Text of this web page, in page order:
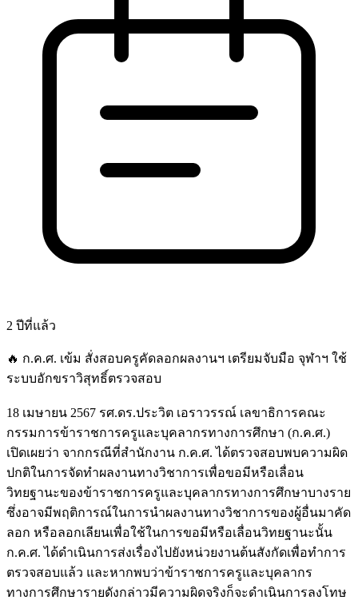
2 ปีที่แล้ว
🔥 ก.ค.ศ. เข้ม สั่งสอบครูคัดลอกผลงานฯ เตรียมจับมือ จุฬาฯ ใช้
ระบบอักขราวิสุทธิ์ตรวจสอบ
18 เมษายน 2567 รศ.ดร.ประวิต เอราวรรณ์ เลขาธิการคณะ
กรรมการข้าราชการครูและบุคลากรทางการศึกษา (ก.ค.ศ.)
เปิดเผยว่า จากกรณีที่สำนักงาน ก.ค.ศ. ได้ตรวจสอบพบความผิด
ปกติในการจัดทำผลงานทางวิชาการเพื่อขอมีหรือเลื่อน
วิทยฐานะของข้าราชการครูและบุคลากรทางการศึกษาบางราย
ซึ่งอาจมีพฤติการณ์ในการนำผลงานทางวิชาการของผู้อื่นมาคัด
ลอก หรือลอกเลียนเพื่อใช้ในการขอมีหรือเลื่อนวิทยฐานะนั้น
ก.ค.ศ. ได้ดำเนินการส่งเรื่องไปยังหน่วยงานต้นสังกัดเพื่อทำการ
ตรวจสอบแล้ว และหากพบว่าข้าราชการครูและบุคลากร
ทางการศึกษารายดังกล่าวมีความผิดจริงก็จะดำเนินการลงโทษ